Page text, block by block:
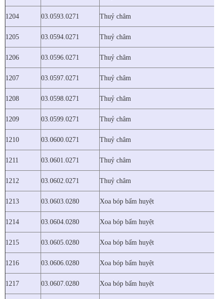
1204 03.0593.0271 Thuỷ châm
1205 03.0594.0271 Thuỷ châm
1206 03.0596.0271 Thuỷ châm
1207 03.0597.0271 Thuỷ châm
1208 03.0598.0271 Thuỷ châm
1209 03.0599.0271 Thuỷ châm
1210 03.0600.0271 Thuỷ châm
1211 03.0601.0271 Thuỷ châm
1212 03.0602.0271 Thuỷ châm
1213 03.0603.0280 Xoa bóp bấm huyệt
1214 03.0604.0280 Xoa bóp bấm huyệt
1215 03.0605.0280 Xoa bóp bấm huyệt
1216 03.0606.0280 Xoa bóp bấm huyệt
1217 03.0607.0280 Xoa bóp bấm huyệt